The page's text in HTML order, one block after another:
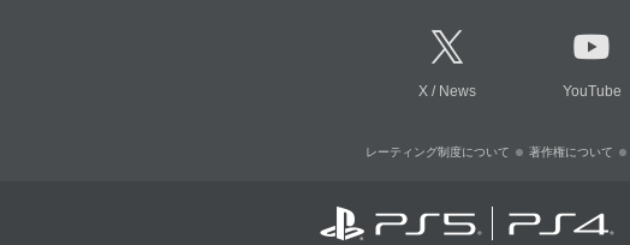
X / News YouTube
レーティング制度について 著作権について